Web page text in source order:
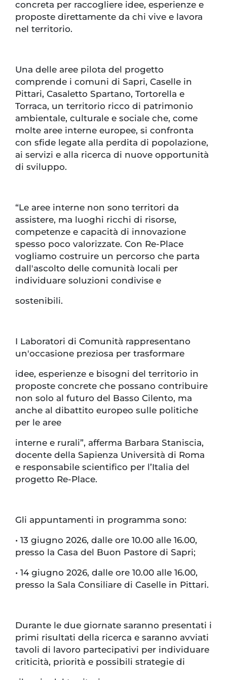
concreta per raccogliere idee, esperienze e
proposte direttamente da chi vive e lavora
nel territorio.
Una delle aree pilota del progetto
comprende i comuni di Sapri, Caselle in
Pittari, Casaletto Spartano, Tortorella e
Torraca, un territorio ricco di patrimonio
ambientale, culturale e sociale che, come
molte aree interne europee, si confronta
con sfide legate alla perdita di popolazione,
ai servizi e alla ricerca di nuove opportunità
di sviluppo.
“Le aree interne non sono territori da
assistere, ma luoghi ricchi di risorse,
competenze e capacità di innovazione
spesso poco valorizzate. Con Re-Place
vogliamo costruire un percorso che parta
dall'ascolto delle comunità locali per
individuare soluzioni condivise e
sostenibili.
I Laboratori di Comunità rappresentano
un'occasione preziosa per trasformare
idee, esperienze e bisogni del territorio in
proposte concrete che possano contribuire
non solo al futuro del Basso Cilento, ma
anche al dibattito europeo sulle politiche
per le aree
interne e rurali”, afferma Barbara Staniscia,
docente della Sapienza Università di Roma
e responsabile scientifico per l’Italia del
progetto Re-Place.
Gli appuntamenti in programma sono:
• 13 giugno 2026, dalle ore 10.00 alle 16.00,
presso la Casa del Buon Pastore di Sapri;
• 14 giugno 2026, dalle ore 10.00 alle 16.00,
presso la Sala Consiliare di Caselle in Pittari.
Durante le due giornate saranno presentati i
primi risultati della ricerca e saranno avviati
tavoli di lavoro partecipativi per individuare
criticità, priorità e possibili strategie di